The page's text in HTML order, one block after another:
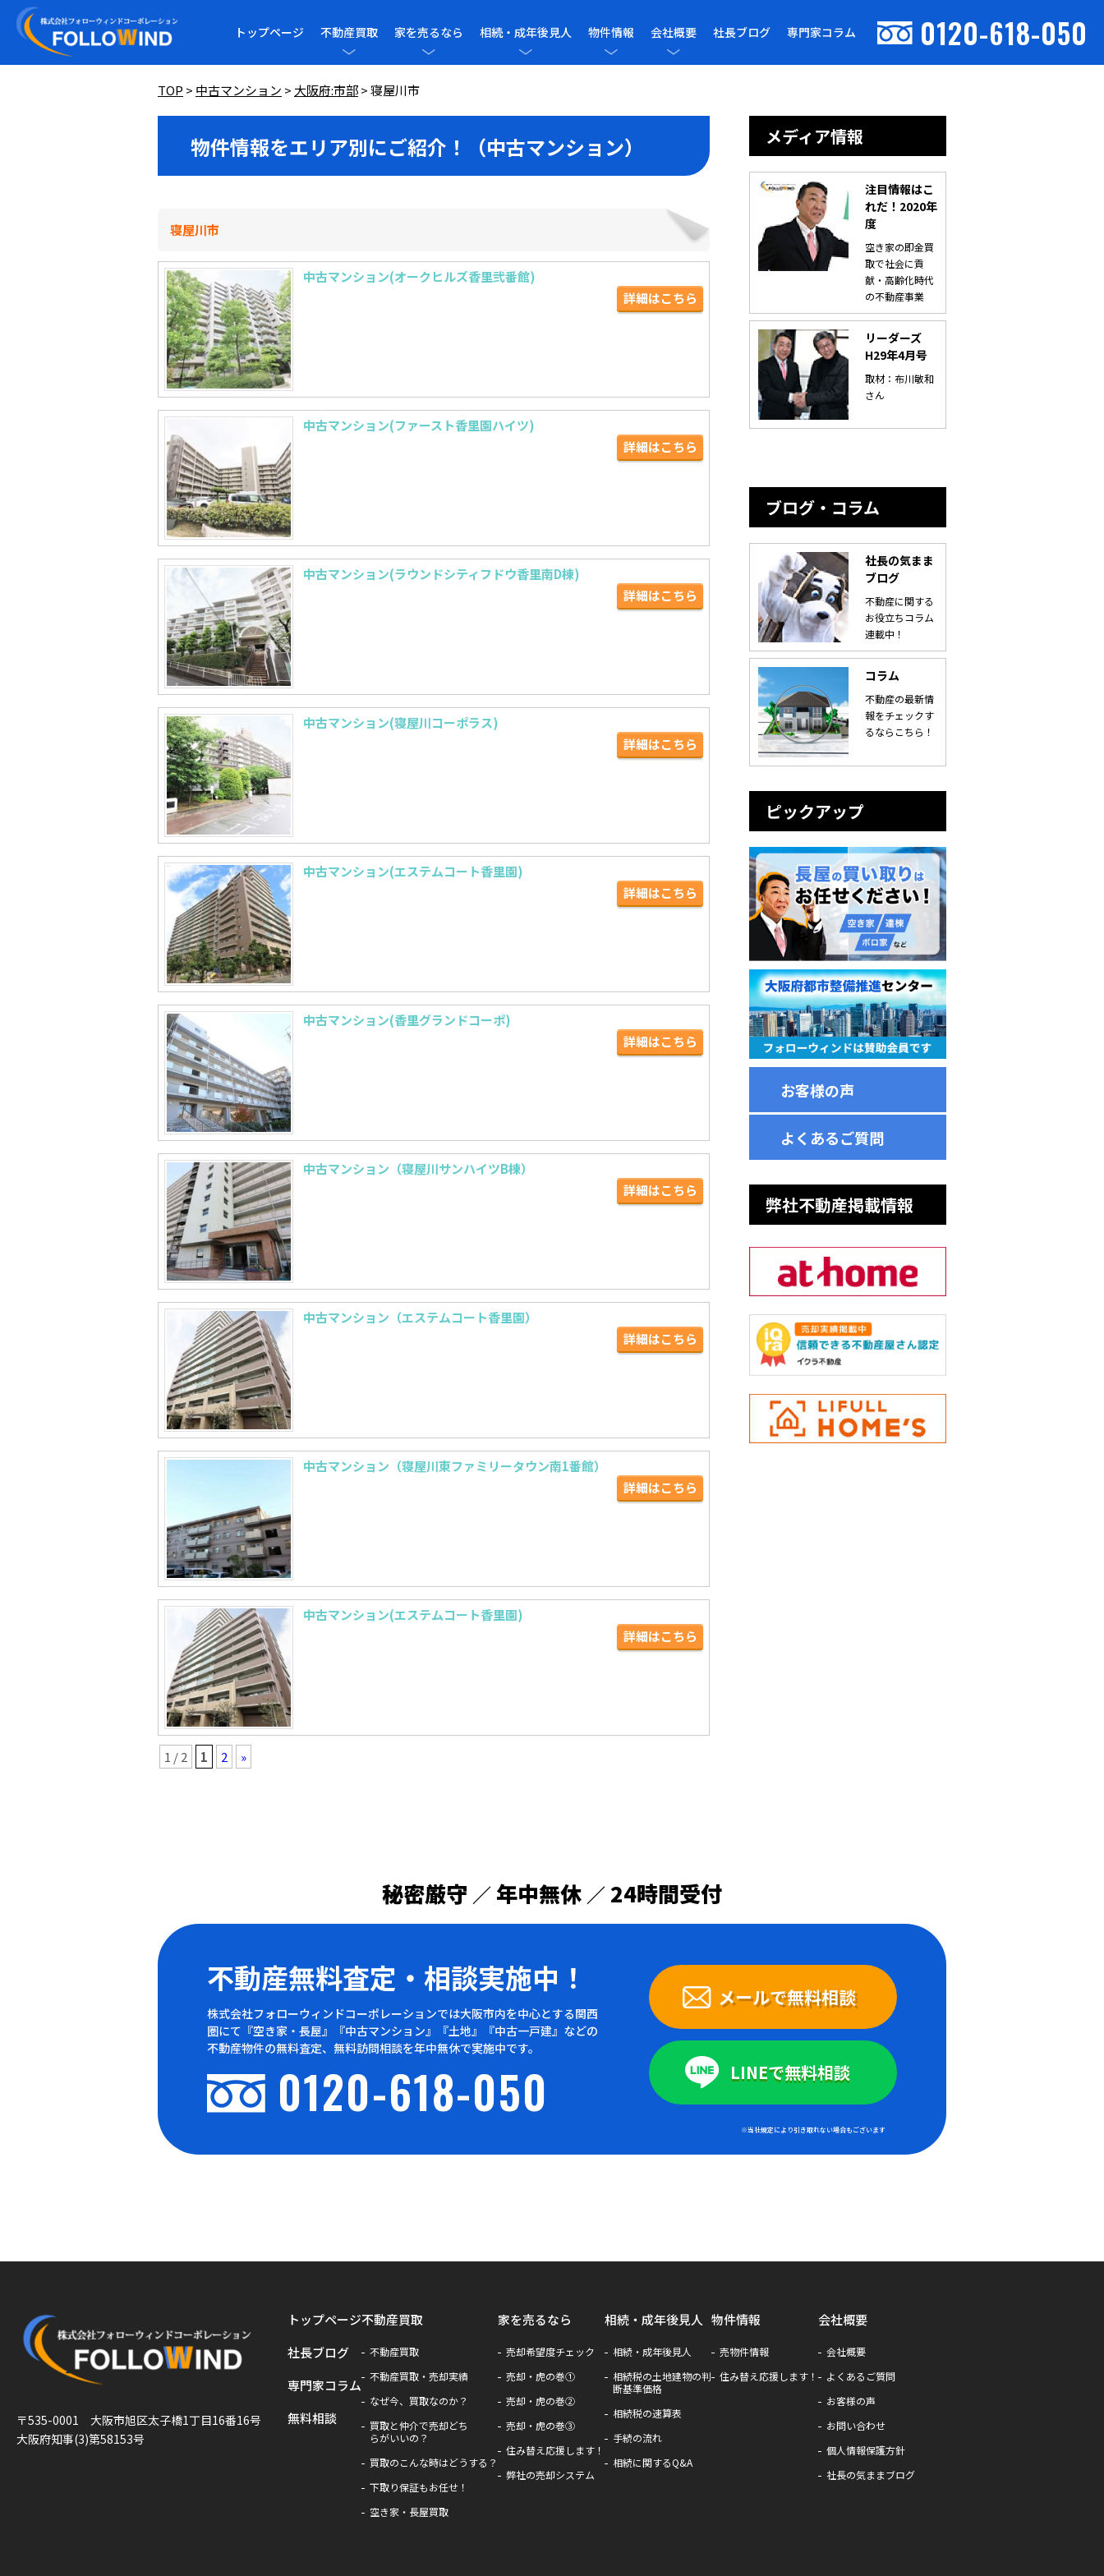
トップページ 不動産買取 家を売るなら 相続・成年後見人 物件情報 会社概要 社長ブログ 専門家コラム 0120-618-050
TOP > 中古マンション > 大阪府:市部>寝屋川市
物件情報をエリア別にご紹介！（中古マンション）
寝屋川市
中古マンション(オークヒルズ香里弐番館)
詳細はこちら
中古マンション(ファースト香里園ハイツ)
詳細はこちら
中古マンション(ラウンドシティフドウ香里南D棟)
詳細はこちら
中古マンション(寝屋川コーポラス)
詳細はこちら
中古マンション(エステムコート香里園)
詳細はこちら
中古マンション(香里グランドコーポ)
詳細はこちら
中古マンション（寝屋川サンハイツB棟）
詳細はこちら
中古マンション（エステムコート香里園）
詳細はこちら
中古マンション（寝屋川東ファミリータウン南1番館）
詳細はこちら
中古マンション(エステムコート香里園)
詳細はこちら
1 / 2 1 2 »
メディア情報
注目情報はこ
れだ！2020年
度
空き家の即金買
取で社会に貢
献・高齢化時代
の不動産事業
リーダーズ
H29年4月号
取材：布川敏和
さん
ブログ・コラム
社長の気まま
ブログ
不動産に関する
お役立ちコラム
連載中！
コラム
不動産の最新情
報をチェックす
るならこちら！
ピックアップ
お客様の声
よくあるご質問
弊社不動産掲載情報
秘密厳守 ／ 年中無休 ／ 24時間受付
不動産無料査定・ 相談実施中！
株式会社フォローウィンドコーポレーションでは大阪市内を中心とする関西
圏にて『空き家・長屋』『中古マンション』『土地』『中古一戸建』などの
不動産物件の無料査定、無料訪問相談を年中無休で実施中です。
0120-618-050
メールで無料相談
LINEで無料相談
※当社規定により引き取れない場合もございます
〒535-0001 大阪市旭区太子橋1丁目16番16号
大阪府知事(3)第58153号
トップページ
社長ブログ
専門家コラム
無料相談
不動産買取
不動産買取
不動産買取・売却実績
なぜ今、買取なのか？
買取と仲介で売却どち
らがいいの？
買取のこんな時はどうする？
下取り保証もお任せ！
空き家・長屋買取
家を売るなら
売却希望度チェック
売却・虎の巻①
売却・虎の巻②
売却・虎の巻③
住み替え応援します！
弊社の売却システム
相続・成年後見人
相続・成年後見人
相続税の土地建物の判
断基準価格
相続税の速算表
手続の流れ
相続に関するQ&A
物件情報
売物件情報
住み替え応援します！
会社概要
会社概要
よくあるご質問
お客様の声
お問い合わせ
個人情報保護方針
社長の気ままブログ